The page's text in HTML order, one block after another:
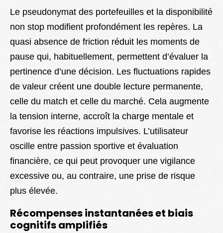
Le pseudonymat des portefeuilles et la disponibilité
non stop modifient profondément les repères. La
quasi absence de friction réduit les moments de
pause qui, habituellement, permettent d’évaluer la
pertinence d’une décision. Les fluctuations rapides
de valeur créent une double lecture permanente,
celle du match et celle du marché. Cela augmente
la tension interne, accroît la charge mentale et
favorise les réactions impulsives. L’utilisateur
oscille entre passion sportive et évaluation
financière, ce qui peut provoquer une vigilance
excessive ou, au contraire, une prise de risque
plus élevée.
Récompenses instantanées et biais
cognitifs amplifiés